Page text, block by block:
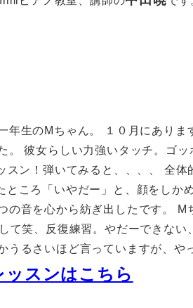
生のMちゃん。 １０月にありま
彼女らしい力強いタッチ。ゴッ
ン！弾いてみると、、、、 全体
ころ「いやだー」と、顔をしか
音を心から紡ぎ出したです。 M
笑、反復練習。やだーできない
るさいほど言っていますが、や
ッスンはこちら